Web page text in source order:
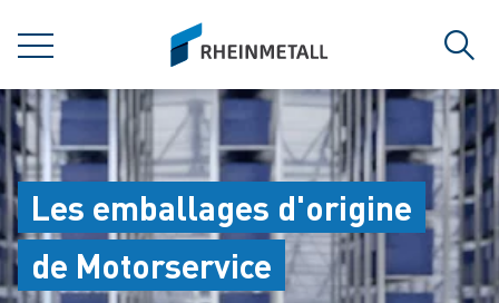
MENU
siteLogo
Les emballages d'origine
de Motorservice